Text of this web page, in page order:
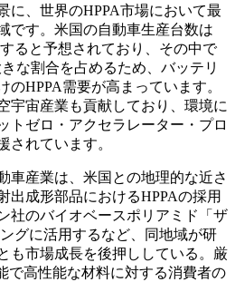
に、世界のHPPA市場において最
です。米国の自動車生産台数は
ると予想されており、その中で
な割合を占めるため、バッテリ
のHPPA需要が高まっています。
宇宙産業も貢献しており、環境に
トゼロ・アクセラレーター・プロ
されています。
車産業は、米国との地理的な近さ
出成形部品におけるHPPAの採用
社のバイオベースポリアミド「ザ
グに活用するなど、同地域が研
も市場成長を後押ししている。厳
で高性能な材料に対する消費者の